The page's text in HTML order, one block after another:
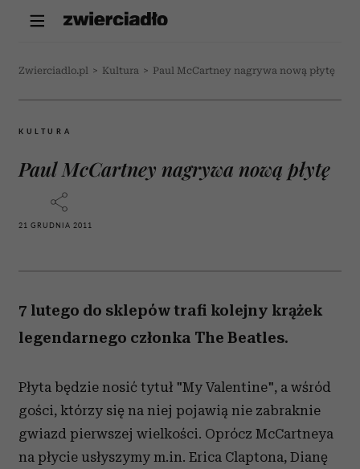
Zwierciadlo.pl > Kultura > Paul McCartney nagrywa nową płytę
KULTURA
Paul McCartney nagrywa nową płytę
21 GRUDNIA 2011
7 lutego do sklepów trafi kolejny krążek
legendarnego członka The Beatles.
Płyta będzie nosić tytuł "My Valentine", a wśród
gości, którzy się na niej pojawią nie zabraknie
gwiazd pierwszej wielkości. Oprócz McCartneya
na płycie usłyszymy m.in. Erica Claptona, Dianę